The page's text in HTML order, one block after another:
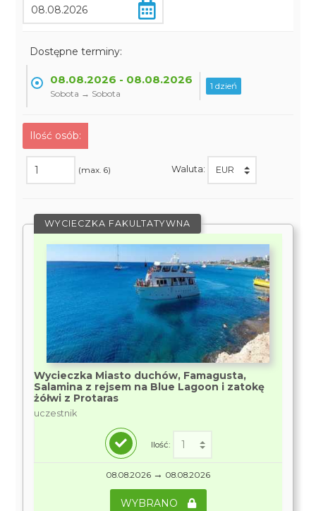
Dostępne terminy:
08.08.2026 - 08.08.2026
Sobota → Sobota
1 dzień
Ilość osób:
(max. 6) Waluta:
WYCIECZKA FAKULTATYWNA
Wycieczka Miasto duchów, Famagusta,
Salamina z rejsem na Blue Lagoon i zatokę
żółwi z Protaras
uczestnik
Ilość:
08.08.2026 → 08.08.2026
WYBRANO